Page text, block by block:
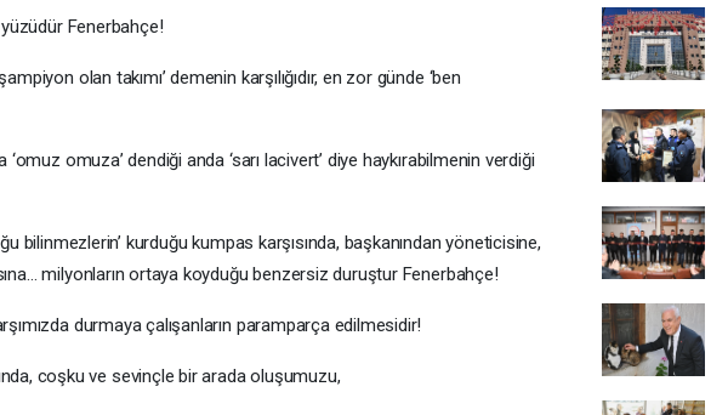
yüzüdür Fenerbahçe!
olan takımı’ demenin karşılığıdır, en zor günde ‘ben
omuza’ dendiği anda ‘sarı lacivert’ diye haykırabilmenin verdiği
bilinmezlerin’ kurduğu kumpas karşısında, başkanından yöneticisine,
milyonların ortaya koyduğu benzersiz duruştur Fenerbahçe!
durmaya çalışanların paramparça edilmesidir!
coşku ve sevinçle bir arada oluşumuzu,